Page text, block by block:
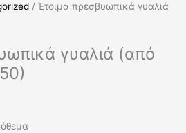
/ Έτοιμα πρεσβυωπικά γυαλιά
γυαλιά (από